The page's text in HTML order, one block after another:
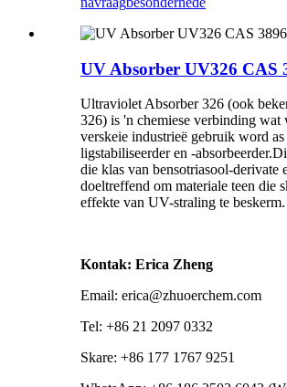
UV Absorber UV326 CAS
Ultraviolet Absorber 326 (ook
326) is 'n chemiese verbinding wat
verskeie industrieë gebruik word
ligstabiliseerder en -
die klas van bensotriasool-derivate
doeltreffend om materiale teen die
effekte van UV-straling te beskerm.
Kontak: Erica Zheng
Email: erica@zhuoerchem.com
Tel: +86 21 2097 0332
Skare: +86 177 1767 9251